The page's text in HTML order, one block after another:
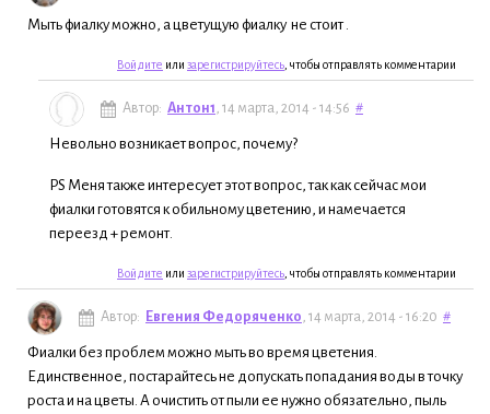
Мыть фиалку можно, а цветущую фиалку не стоит .
Войдите или зарегистрируйтесь , чтобы отправлять комментарии
Автор: Антон1, 14 марта, 2014 - 14:56 #
Невольно возникает вопрос, почему?
PS Меня также интересует этот вопрос, так как сейчас мои
фиалки готовятся к обильному цветению, и намечается
переезд + ремонт.
Войдите или зарегистрируйтесь , чтобы отправлять комментарии
Автор: Евгения Федоряченко, 14 марта, 2014 - 16:20 #
Фиалки без проблем можно мыть во время цветения.
Единственное, постарайтесь не допускать попадания воды в точку
роста и на цветы. А очистить от пыли ее нужно обязательно, пыль